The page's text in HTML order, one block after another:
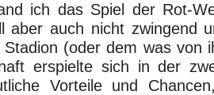
ich das Spiel der Rot-
aber auch nicht zwingend
(oder dem was von
erspielte sich in der
Vorteile und